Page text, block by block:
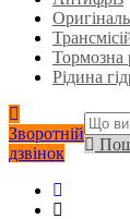
Тормозна
Рідина
Зворотній
дзвінок